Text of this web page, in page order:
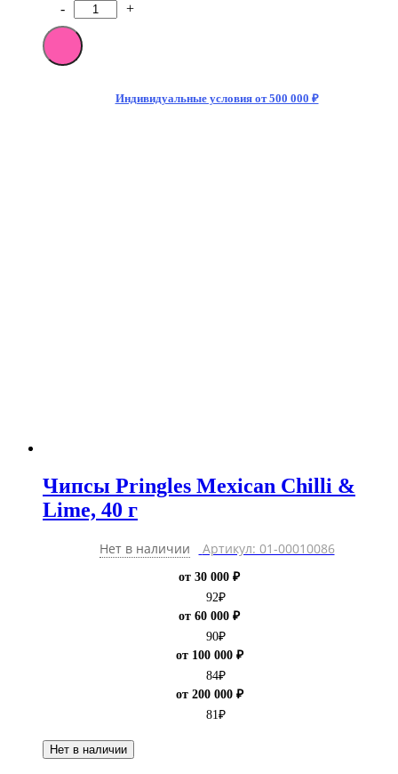
Количество
товара
Чипсы
Pringles
- +
Индивидуальные условия от 500 000 ₽
Чипсы Pringles Mexican Chilli &
Lime, 40 г
Нет в наличии Артикул: 01-00010086
от 30 000 ₽
92₽
от 60 000 ₽
90₽
от 100 000 ₽
84₽
от 200 000 ₽
81₽
Нет в наличии